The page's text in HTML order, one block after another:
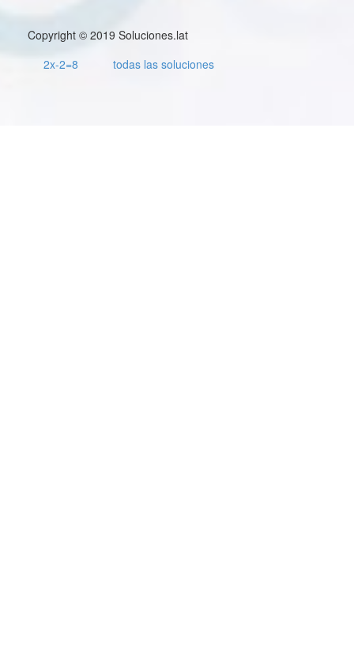
Copyright © 2019 Soluciones.lat
2x-2=8
todas las soluciones